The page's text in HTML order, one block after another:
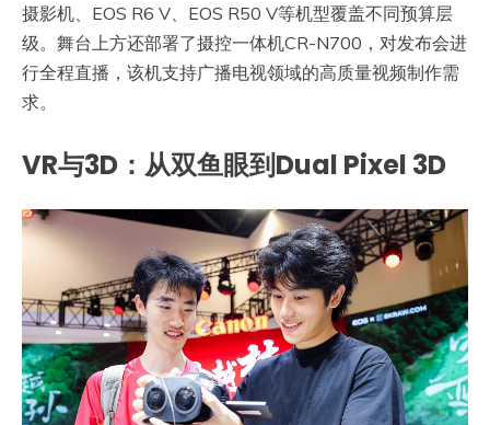
摄影机、EOS R6 V、EOS R50 V等机型覆盖不同预算层
级。舞台上方还部署了摄控一体机CR-N700，对发布会进
行全程直播，该机支持广播电视领域的高质量视频制作需
求。
VR与3D：从双鱼眼到Dual Pixel 3D